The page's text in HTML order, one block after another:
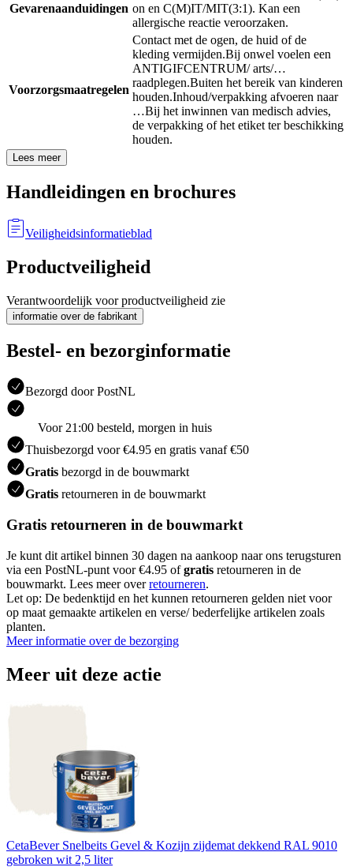
Gevarenaanduidingen on en C(M)IT/MIT(3:1). Kan een
allergische reactie veroorzaken.
Voorzorgsmaatregelen
Contact met de ogen, de huid of de
kleding vermijden.Bij onwel voelen een
ANTIGIFCENTRUM/ arts/…
raadplegen.Buiten het bereik van kinderen
houden.Inhoud/verpakking afvoeren naar
…Bij het inwinnen van medisch advies,
de verpakking of het etiket ter beschikking
houden.
Lees meer
Handleidingen en brochures
Veiligheidsinformatieblad
Productveiligheid
Verantwoordelijk voor productveiligheid zie
informatie over de fabrikant
Bestel- en bezorginformatie
Bezorgd door PostNL
Voor 21:00 besteld, morgen in huis
Thuisbezorgd voor €4.95 en gratis vanaf €50
Gratis bezorgd in de bouwmarkt
Gratis retourneren in de bouwmarkt
Gratis retourneren in de bouwmarkt
Je kunt dit artikel binnen 30 dagen na aankoop naar ons terugsturen
via een PostNL-punt voor €4.95 ofgratis retourneren in de
bouwmarkt. Lees meer overretourneren.
Let op: De bedenktijd en het kunnen retourneren gelden niet voor
op maat gemaakte artikelen en verse/ bederfelijke artikelen zoals
planten.
Meer informatie over de bezorging
Meer uit deze actie
CetaBever Snelbeits Gevel & Kozijn zijdemat dekkend RAL 9010
gebroken wit 2,5 liter